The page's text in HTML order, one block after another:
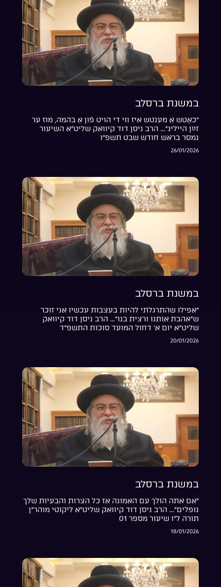
במשנת ברסלב
“כאָטש אַ מענטש איז ווי די הויט פֿון אַ בהמה, מוז ער
זײַן הייליג”… הרב ניסן דוד קיוואק שליט”א השיעור
נמסר בראש חודש שבט תשפ”ו
26/01/2026
במשנת ברסלב
“אפילו שהתרגלתי להיות בעצבות עכשיו אני זוכר
ש”אהבת אותנו ורצית בנו”… הרב ניסן דוד קיוואק
שליט”א יום א’ דחול המועד סוכות התשפ”ד
20/01/2026
במשנת ברסלב
“אם אתה הולך עם האמונה אז כל הצרות והבעיות שלך
נופלים”… הרב ניסן דוד קיוואק שליט”א ליקוטי מוהר”ן
תורה ל”ו שיעור מספר 01
18/01/2026